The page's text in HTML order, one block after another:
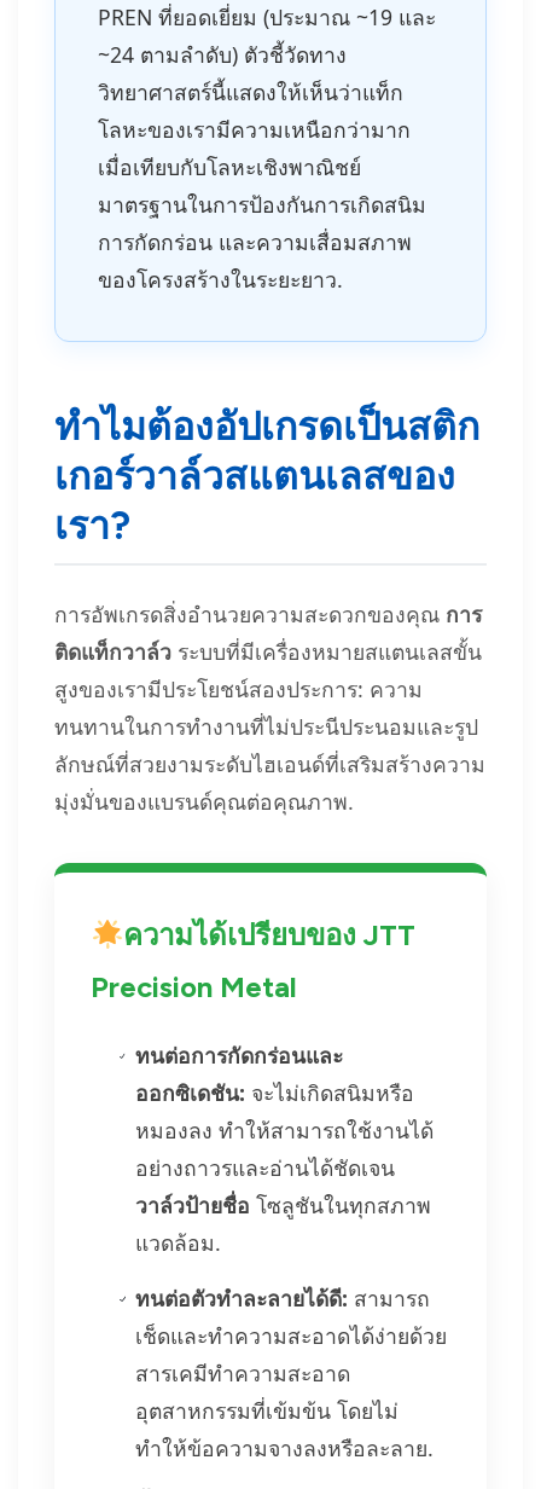
PREN ที่ยอดเยี่ยม (ประมาณ ~19 และ
~24 ตามลำดับ) ตัวชี้วัดทาง
วิทยาศาสตร์นี้แสดงให้เห็นว่าแท็ก
โลหะของเรามีความเหนือกว่ามาก
เมื่อเทียบกับโลหะเชิงพาณิชย์
มาตรฐานในการป้องกันการเกิดสนิม
การกัดกร่อน และความเสื่อมสภาพ
ของโครงสร้างในระยะยาว.
ทำไมต้องอัปเกรดเป็นสติก
เกอร์วาล์วสแตนเลสของ
เรา?
การอัพเกรดสิ่งอำนวยความสะดวกของคุณ การ
ติดแท็กวาล์ว ระบบที่มีเครื่องหมายสแตนเลสขั้น
สูงของเรามีประโยชน์สองประการ: ความ
ทนทานในการทำงานที่ไม่ประนีประนอมและรูป
ลักษณ์ที่สวยงามระดับไฮเอนด์ที่เสริมสร้างความ
มุ่งมั่นของแบรนด์คุณต่อคุณภาพ.
ความได้เปรียบของ JTT
Precision Metal
ทนต่อการกัดกร่อนและ
ออกซิเดชัน: จะไม่เกิดสนิมหรือ
หมองลง ทำให้สามารถใช้งานได้
อย่างถาวรและอ่านได้ชัดเจน
วาล์วป้ายชื่อ โซลูชันในทุกสภาพ
แวดล้อม.
ทนต่อตัวทำละลายได้ดี: สามารถ
เช็ดและทำความสะอาดได้ง่ายด้วย
สารเคมีทำความสะอาด
อุตสาหกรรมที่เข้มข้น โดยไม่
ทำให้ข้อความจางลงหรือละลาย.